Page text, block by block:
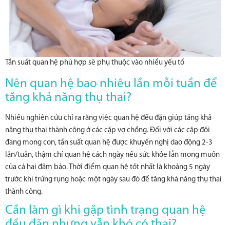
Tần suất quan hệ phù hợp sẽ phụ thuộc vào nhiều yếu tố
Nên quan hệ bao nhiêu lần mỗi tuần để
tăng khả năng thụ thai?
Nhiều nghiên cứu chỉ ra rằng việc quan hệ đều đặn giúp tăng khả
năng thụ thai thành công ở các cặp vợ chồng. Đối với các cặp đôi
đang mong con, tần suất quan hệ được khuyến nghị dao động 2-3
lần/tuần, thậm chí quan hệ cách ngày nếu sức khỏe lẫn mong muốn
của cả hai đảm bảo. Thời điểm quan hệ tốt nhất là khoảng 5 ngày
trước khi trứng rụng hoặc một ngày sau đó để tăng khả năng thụ thai
thành công.
Cần làm gì khi gặp tình trạng quan hệ